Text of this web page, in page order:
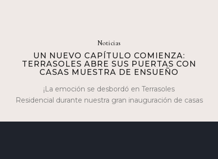
Noticias
UN NUEVO CAPÍTULO COMIENZA:
TERRASOLES ABRE SUS PUERTAS CON
CASAS MUESTRA DE ENSUEÑO
¡La emoción se desbordó en Terrasoles
Residencial durante nuestra gran inauguración de casas